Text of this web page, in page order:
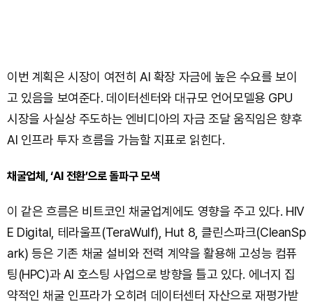
이번 계획은 시장이 여전히 AI 확장 자금에 높은 수요를 보이
고 있음을 보여준다. 데이터센터와 대규모 언어모델용 GPU
시장을 사실상 주도하는 엔비디아의 자금 조달 움직임은 향후
AI 인프라 투자 흐름을 가늠할 지표로 읽힌다.
채굴업체, ‘AI 전환’으로 돌파구 모색
이 같은 흐름은 비트코인 채굴업계에도 영향을 주고 있다. HIV
E Digital, 테라울프(TeraWulf), Hut 8, 클린스파크(CleanSp
ark) 등은 기존 채굴 설비와 전력 계약을 활용해 고성능 컴퓨
팅(HPC)과 AI 호스팅 사업으로 방향을 틀고 있다. 에너지 집
약적인 채굴 인프라가 오히려 데이터센터 자산으로 재평가받